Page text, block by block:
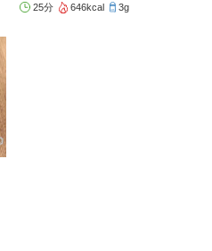
25分 646kcal 3g